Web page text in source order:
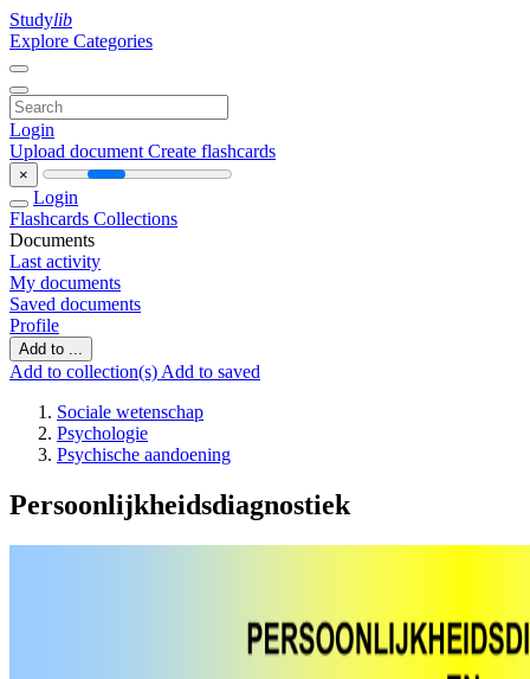
Studylib
Explore Categories
Login
Upload document Create flashcards
×
Login
Flashcards Collections
Documents
Last activity
My documents
Saved documents
Profile
Add to ...
Add to collection(s) Add to saved
Sociale wetenschap
Psychologie
Psychische aandoening
Persoonlijkheidsdiagnostiek